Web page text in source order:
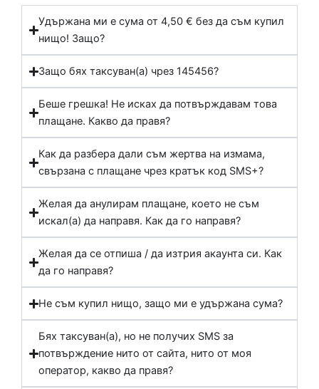
Удържана ми е сума от 4,50 € без да съм купил
нищо! Защо?
Защо бях таксуван(а) чрез 145456?
Беше грешка! Не исках да потвърждавам това
плащане. Какво да правя?
Как да разбера дали съм жертва на измама,
свързана с плащане чрез кратък код SMS+?
Желая да анулирам плащане, което не съм
искал(а) да направя. Как да го направя?
Желая да се отпиша / да изтрия акаунта си. Как
да го направя?
Не съм купил нищо, защо ми е удържана сума?
Бях таксуван(а), но не получих SMS за
потвърждение нито от сайта, нито от моя
оператор, какво да правя?